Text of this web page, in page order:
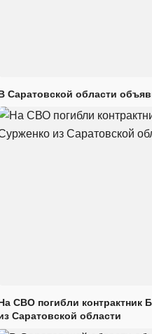
Саратовской области
СВО погибли контрактник
Саратовской области